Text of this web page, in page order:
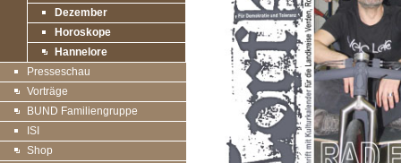
Dezember
Horoskope
Hannelore
Presseschau
Vorträge
BUND Familiengruppe
ISI
Shop